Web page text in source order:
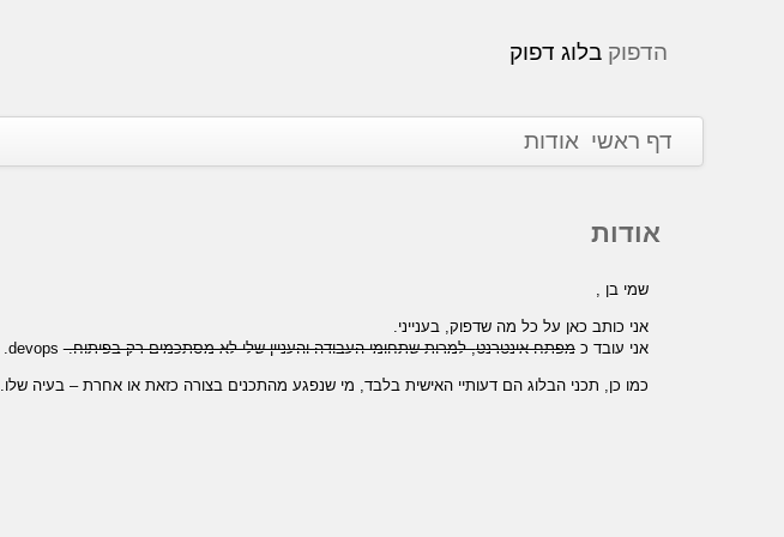
הדפוק בלוג דפוק
דף ראשי אודות
אודות
שמיבן ,
אני כותב כאן על כל מה שדפוק, בענייני.
אני עובד כמפתח אינטרנט, למרות שתחומי העבודה והעניין שלי לא מסתכמים רק בפיתוח.devops.
כמו כן, תכני הבלוג הם דעותיי האישית בלבד, מי שנפגע מהתכנים בצורה כזאת או אחרת – בעיה שלו.